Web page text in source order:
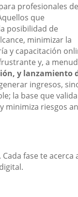
profesionales
que
posibilidad de
minimizar la
y capacitación
y, a
y lanzamiento
ingresos,
la base que
minimiza riesgos
fase te acerca